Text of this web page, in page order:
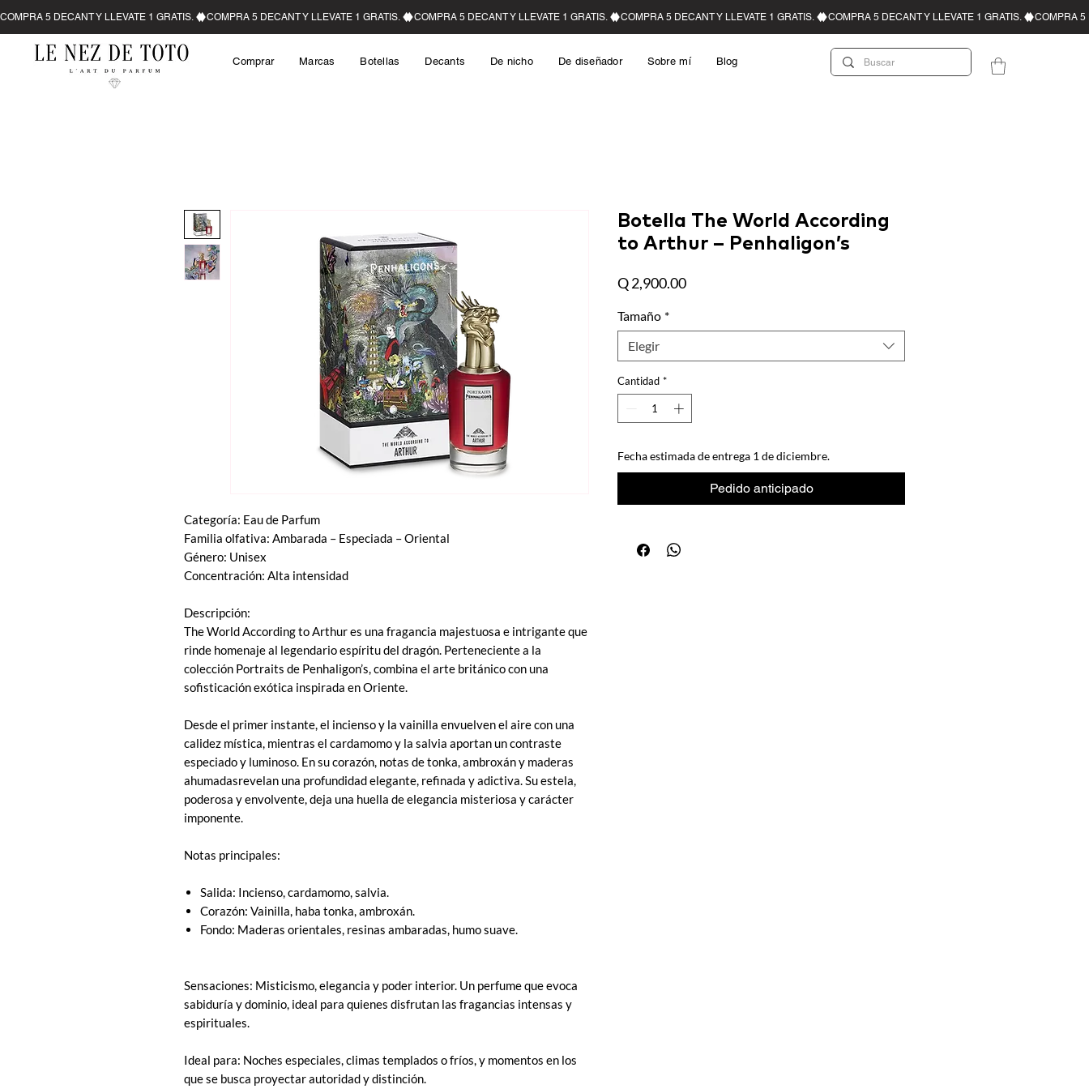
Comprar Marcas Botellas Decants De nicho De diseñador Sobre mí Blog
Categoría: Eau de Parfum
Familia olfativa: Ambarada – Especiada – Oriental
Género: Unisex
Concentración: Alta intensidad
Descripción:
The World According to Arthur es una fragancia majestuosa e intrigante que
rinde homenaje al legendario espíritu del dragón. Perteneciente a la
colección Portraits de Penhaligon’s, combina el arte británico con una
sofisticación exótica inspirada en Oriente.
Desde el primer instante, el incienso y la vainilla envuelven el aire con una
calidez mística, mientras el cardamomo y la salvia aportan un contraste
especiado y luminoso. En su corazón, notas de tonka, ambroxán y maderas
ahumadasrevelan una profundidad elegante, refinada y adictiva. Su estela,
poderosa y envolvente, deja una huella de elegancia misteriosa y carácter
imponente.
Notas principales:
Salida: Incienso, cardamomo, salvia.
Corazón: Vainilla, haba tonka, ambroxán.
Fondo: Maderas orientales, resinas ambaradas, humo suave.
Sensaciones: Misticismo, elegancia y poder interior. Un perfume que evoca
sabiduría y dominio, ideal para quienes disfrutan las fragancias intensas y
espirituales.
Ideal para: Noches especiales, climas templados o fríos, y momentos en los
que se busca proyectar autoridad y distinción.
Botella The World According
to Arthur – Penhaligon’s
Q 2,900.00Precio
Tamaño *
Elegir
Cantidad *
Fecha estimada de entrega 1 de diciembre.
Pedido anticipado